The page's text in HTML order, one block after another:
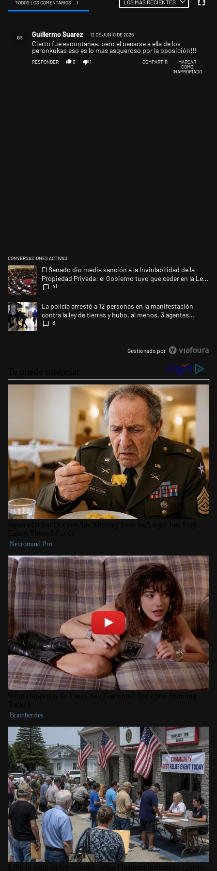
TODOS LOS COMENTARIOS 1 LOS MÁS RECIENTES
GS Guillermo Suarez 12 DE JUNIO DE 2026
Cierto fue espontanea, pero el pegarse a ella de los
peronkukas eso es lo mas asqueroso por la oposición!!!
RESPONDER 0 1 COMPARTIR
MARCAR
COMO
INAPROPIADO
CONVERSACIONES ACTIVAS
Este listado muestra los artículos con más comentarios en los últimos
Un artículo de tendencia con el título "El Senado dio media sanción a
El Senado dio media sanción a la Inviolabilidad de la
Propiedad Privada: el Gobierno tuvo que ceder en la Ley
del Manejo del Fuego
41
Un artículo de tendencia con el título "La policía arrestó a 12
La policía arrestó a 12 personas en la manifestación
contra la ley de tierras y hubo, al menos, 3 agentes
heridos
3
Gestionado por